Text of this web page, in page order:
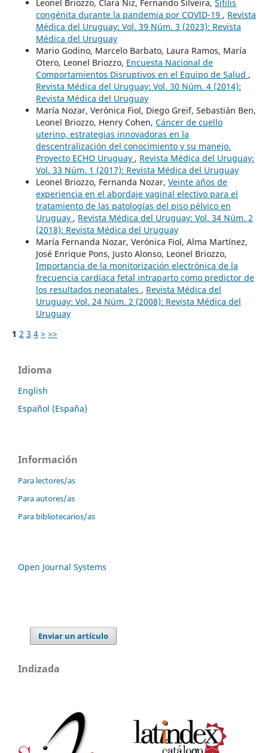
Leonel Briozzo, Clara Niz, Fernando Silveira, Sífilis
congénita durante la pandemia por COVID-19 , Revista
Médica del Uruguay: Vol. 39 Núm. 3 (2023): Revista
Médica del Uruguay
Mario Godino, Marcelo Barbato, Laura Ramos, María
Otero, Leonel Briozzo, Encuesta Nacional de
Comportamientos Disruptivos en el Equipo de Salud ,
Revista Médica del Uruguay: Vol. 30 Núm. 4 (2014):
Revista Médica del Uruguay
María Nozar, Verónica Fiol, Diego Greif, Sebastián Ben,
Leonel Briozzo, Henry Cohen, Cáncer de cuello
uterino, estrategias innovadoras en la
descentralización del conocimiento y su manejo.
Proyecto ECHO Uruguay , Revista Médica del Uruguay:
Vol. 33 Núm. 1 (2017): Revista Médica del Uruguay
Leonel Briozzo, Fernanda Nozar, Veinte años de
experiencia en el abordaje vaginal electivo para el
tratamiento de las patologías del piso pélvico en
Uruguay , Revista Médica del Uruguay: Vol. 34 Núm. 2
(2018): Revista Médica del Uruguay
María Fernanda Nozar, Verónica Fiol, Alma Martínez,
José Enrique Pons, Justo Alonso, Leonel Briozzo,
Importancia de la monitorización electrónica de la
frecuencia cardíaca fetal intraparto como predictor de
los resultados neonatales , Revista Médica del
Uruguay: Vol. 24 Núm. 2 (2008): Revista Médica del
Uruguay
1 2 3 4 > >>
Idioma
English
Español (España)
Información
Para lectores/as
Para autores/as
Para bibliotecarios/as
Open Journal Systems
Enviar un artículo
Indizada